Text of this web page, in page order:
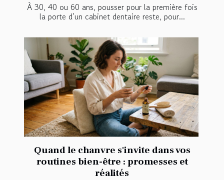
À 30, 40 ou 60 ans, pousser pour la première fois
la porte d’un cabinet dentaire reste, pour...
Quand le chanvre s'invite dans vos
routines bien-être : promesses et
réalités